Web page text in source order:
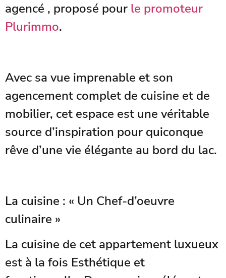
agencé , proposé pour le promoteur
Plurimmo.
Avec sa vue imprenable et son
agencement complet de cuisine et de
mobilier, cet espace est une véritable
source d’inspiration pour quiconque
rêve d’une vie élégante au bord du lac.
La cuisine : « Un Chef-d’oeuvre
culinaire »
La cuisine de cet appartement luxueux
est à la fois Esthétique et